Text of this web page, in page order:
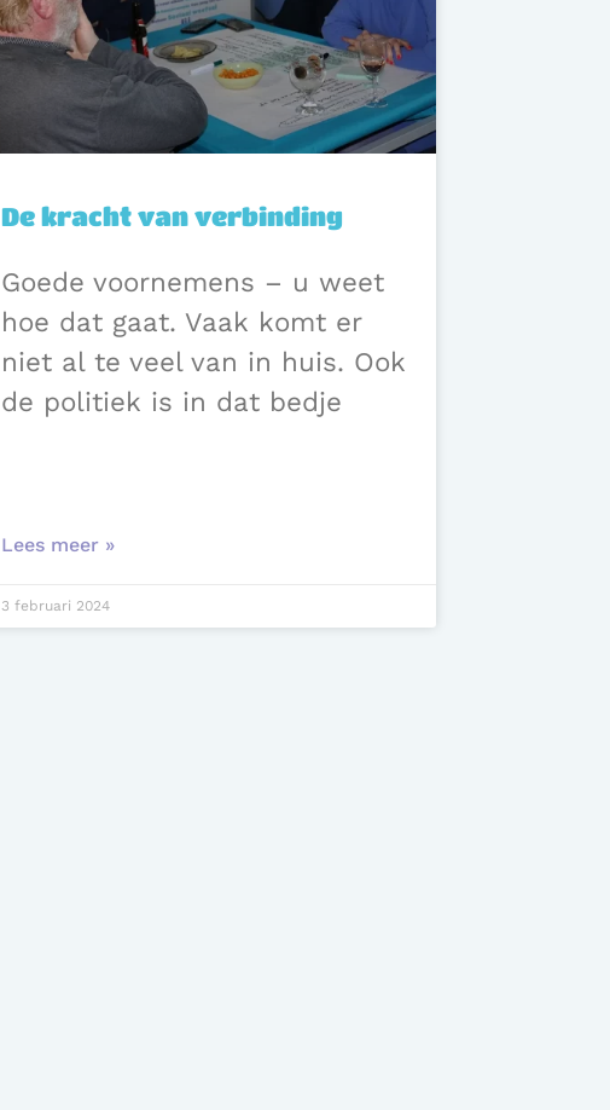
De kracht van verbinding
Goede voornemens – u weet
hoe dat gaat. Vaak komt er
niet al te veel van in huis. Ook
de politiek is in dat bedje
Lees meer »
3 februari 2024